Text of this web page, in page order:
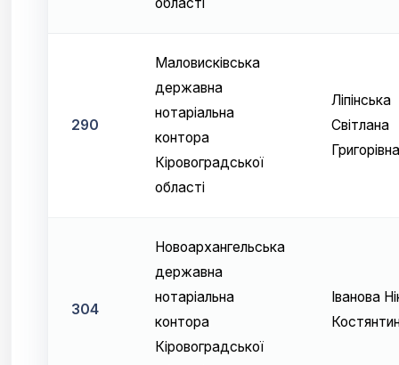
290
Маловисківська
державна
нотаріальна
контора
Кіровоградської
області
Ліпінська
Світлана
Григорівна
304
Новоархангельська
державна
нотаріальна
контора
Кіровоградської
Іванова